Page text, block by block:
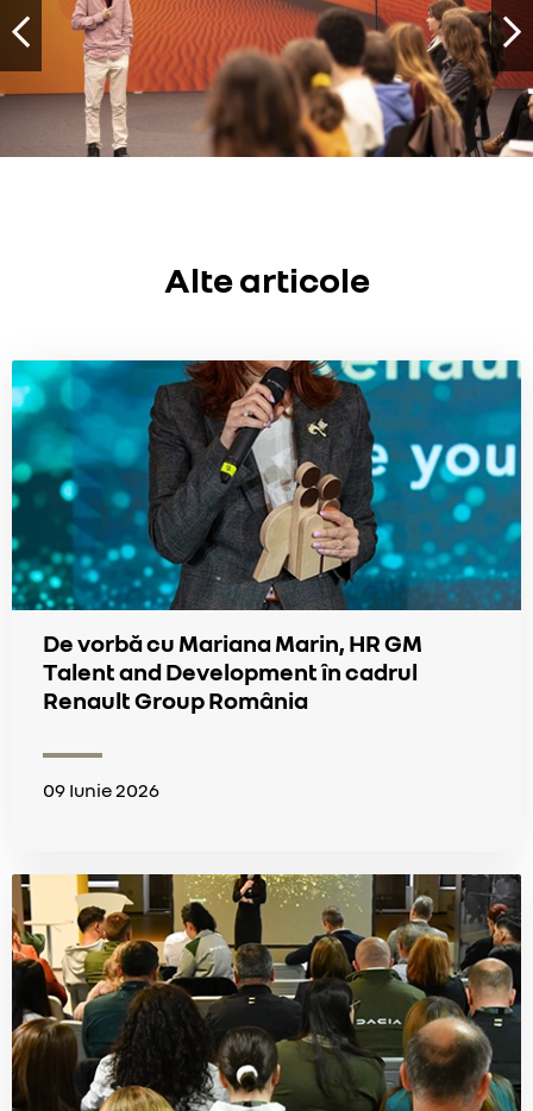
Alte articole
De vorbă cu Mariana Marin, HR GM
Talent and Development în cadrul
Renault Group România
09 Iunie 2026